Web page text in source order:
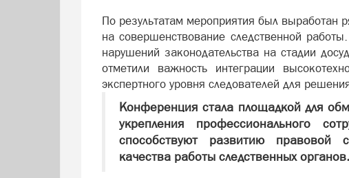
По результатам мероприятия был выработан
на совершенствование следственной
нарушений законодательства на стадии
отметили важность интеграции
экспертного уровня следователей для
Конференция стала площадкой для
укрепления профессионального
способствуют развитию
качества работы следственных органов.